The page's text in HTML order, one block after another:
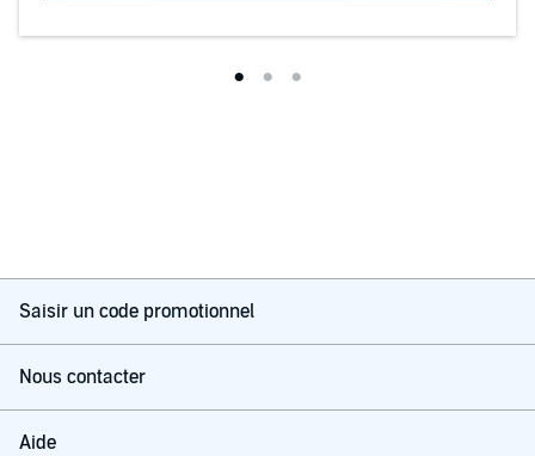
Saisir un code promotionnel
Nous contacter
Aide